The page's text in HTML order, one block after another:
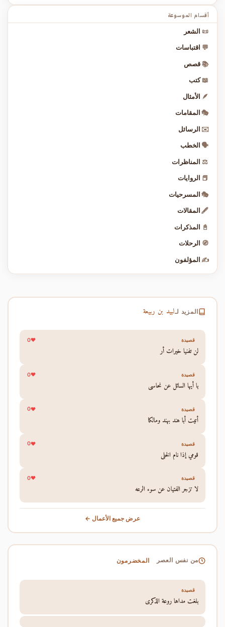
أقسام الموسوعة
📜 الشعر
💬 اقتباسات
📚 قصص
📖 كتب
🪶 الأمثال
🎭 المقامات
✉️ الرسائل
🗣️ الخطب
⚖️ المناظرات
📕 الروايات
🎭 المسرحيات
🖋️ المقالات
📓 المذكرات
🧭 الرحلات
✍️ المؤلفون
المزيد لـلبيد بن ربيعة
قصيدة 0
لن تفنيا خيرات أر
قصيدة 0
يا أيها السائل عن نحاسي
قصيدة 0
أتيت أبا هند بهند ومالكا
قصيدة 0
قومي إذا نام الخلي
قصيدة 0
لا تزجر الفتيان عن سوء الرعه
عرض جميع الأعمال ←
من نفس العصر المخضرمون
قصيدة
بلغت مداها روعة الذكرى